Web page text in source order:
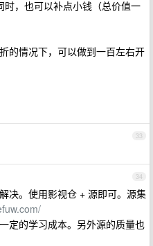
，也可以补点小钱（总价值一
的情况下，可以做到一百左右开
33
34
决。使用影视仓 + 源即可。源集
定的学习成本。另外源的质量也